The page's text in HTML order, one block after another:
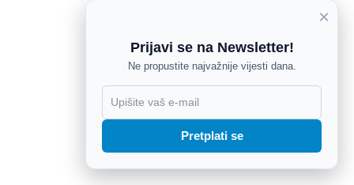
×
Prijavi se na Newsletter!
Ne propustite najvažnije vijesti dana.
Pretplati se